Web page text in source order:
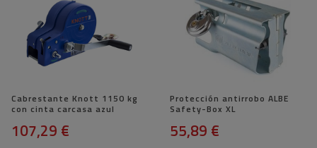
Cabrestante Knott 1150 kg
con cinta carcasa azul
107,29 €
Protección antirrobo ALBE
Safety-Box XL
55,89 €